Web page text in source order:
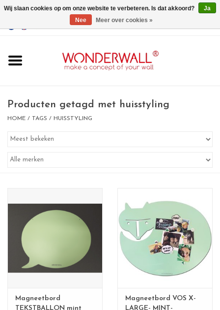
GBP/USD
magneetborden
magneten
BIG SALE , GRAB YOUR
CHANCE
LIMITED EXCLUSIVES
Rechthoekige , vierkante, ronde
Producten getagd met huisstyling
HOME / TAGS / HUISSTYLING
Magneetbord
TEKSTBALLON mint
Magneetbord VOS X-
LARGE- MINT-
Wij slaan cookies op om onze website te verbeteren. Is dat akkoord?
Ja
Nee
Meer over cookies »